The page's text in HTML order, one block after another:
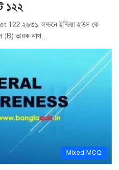
১২২
২৬৩১. লন্ডনে ইন্ডিয়া হাউস কে
(B) তারক নাথ…
Mixed MCQ